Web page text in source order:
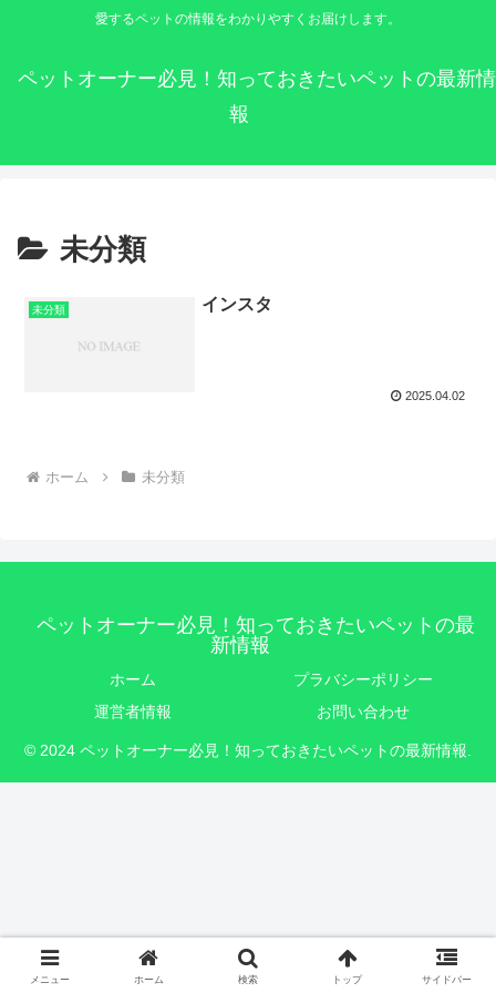
愛するペットの情報をわかりやすくお届けします。
ペットオーナー必見！知っておきたいペットの最新情
報
未分類
未分類 インスタ
2025.04.02
ホーム 未分類
ペットオーナー必見！知っておきたいペットの最
新情報
ホーム
プラバシーポリシー
運営者情報
お問い合わせ
© 2024 ペットオーナー必見！知っておきたいペットの最新情報.
メニュー ホーム 検索 トップ サイドバー